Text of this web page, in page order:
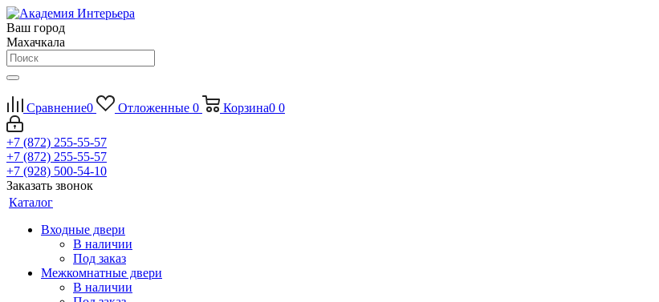
Ваш город
Махачкала
Сравнение0 Отложенные 0 Корзина0 0
+7 (872) 255-55-57
+7 (872) 255-55-57
+7 (928) 500-54-10
Заказать звонок
Каталог
Входные двери
В наличии
Под заказ
Межкомнатные двери
В наличии